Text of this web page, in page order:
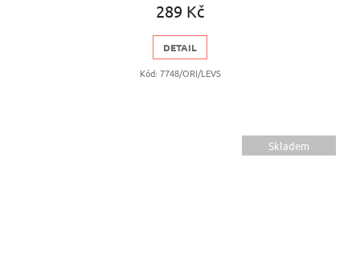
289 Kč
DETAIL
Kód: 7748/ORI/LEVS
Skladem